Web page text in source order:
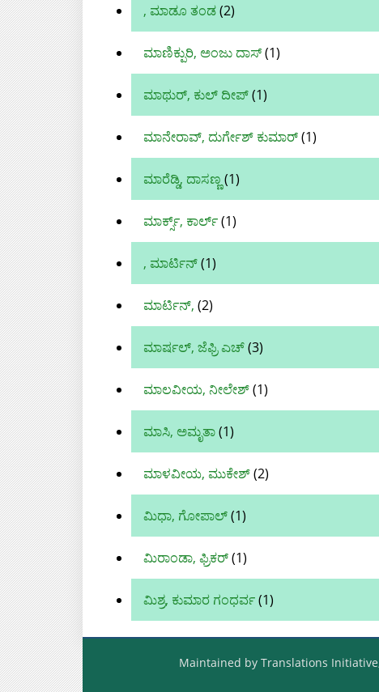
, ಮಾಡೂ ತಂಡ(2)
ಮಾಣಿಕ್ಪುರಿ, ಅಂಜು ದಾಸ್‌(1)
ಮಾಥುರ್, ಕುಲ್ ದೀಪ್(1)
ಮಾನೇರಾವ್, ದುರ್ಗೇಶ್‌ ಕುಮಾರ್(1)
ಮಾರೆಡ್ಡಿ, ದಾಸಣ್ಣ (1)
ಮಾರ್ಕ್ಸ್, ಕಾರ್ಲ್(1)
, ಮಾರ್ಟಿನ್(1)
ಮಾರ್ಟಿನ್, (2)
ಮಾರ್ಷಲ್, ಜೆಫ್ರಿ ಎಚ್(3)
ಮಾಲವೀಯ, ನೀಲೇಶ್(1)
ಮಾಸಿ, ಅಮೃತಾ(1)
ಮಾಳವೀಯ, ಮುಕೇಶ್‌(2)
ಮಿಧಾ, ಗೋಪಾಲ್(1)
ಮಿರಾಂಡಾ, ಫ್ರಿಕರ್(1)
ಮಿಶ್ರ, ಕುಮಾರ ಗಂಧರ್ವ(1)
Maintained by Translations